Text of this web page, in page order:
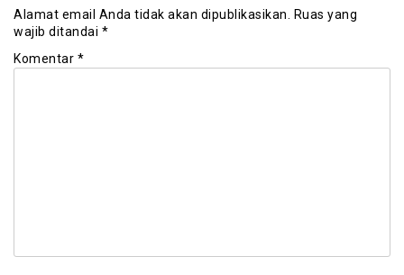
Alamat email Anda tidak akan dipublikasikan. Ruas yang
wajib ditandai *
Komentar *